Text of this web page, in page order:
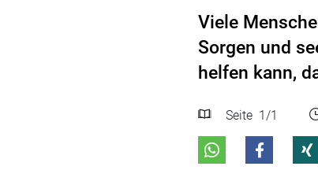
Viele
Sorgen und
helfen kann,
Seite 1 /1